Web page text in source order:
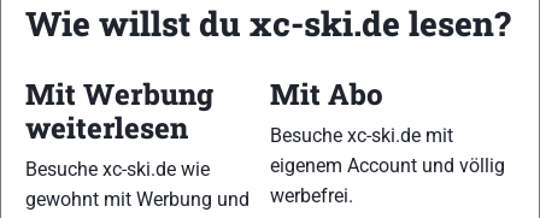
Wie willst du xc-ski.de lesen?
Mit Werbung
weiterlesen
Besuche xc-ski.de wie
gewohnt mit Werbung und
Mit Abo
Besuche xc-ski.de mit
eigenem Account und völlig
werbefrei.